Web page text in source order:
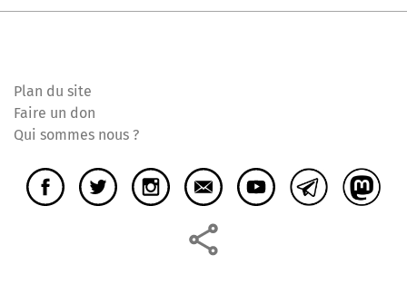
Plan du site
Faire un don
Qui sommes nous ?